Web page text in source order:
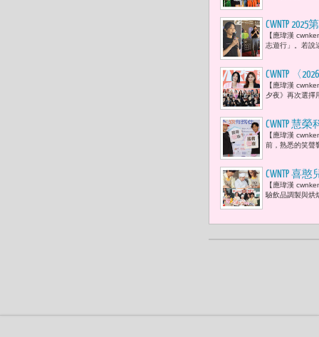
CWNTP
主題「超
【應瑋漢
志遊行」。若說
CWNTP 〈
藝人 47位
【應瑋漢
夕夜》再次選擇
CWNTP 慧
行動 展現
【應瑋漢
前，熟悉的笑聲
CWNTP 喜
級 慘敗大
【應瑋漢
驗飲品調製與烘